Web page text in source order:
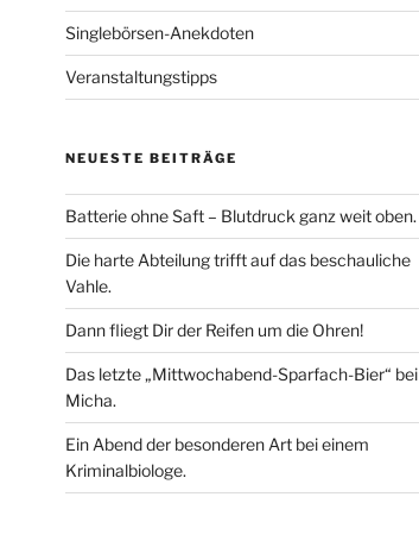
Singlebörsen-Anekdoten
Veranstaltungstipps
NEUESTE BEITRÄGE
Batterie ohne Saft – Blutdruck ganz weit oben.
Die harte Abteilung trifft auf das beschauliche
Vahle.
Dann fliegt Dir der Reifen um die Ohren!
Das letzte „Mittwochabend-Sparfach-Bier“ bei
Micha.
Ein Abend der besonderen Art bei einem
Kriminalbiologe.